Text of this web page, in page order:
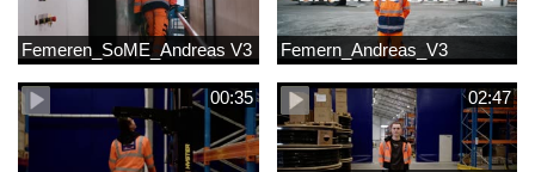
Femeren_SoME_Andreas V3 Femern_Andreas_V3
00:35 02:47